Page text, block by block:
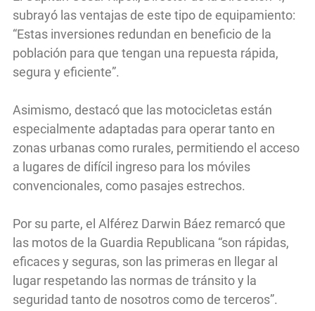
subrayó las ventajas de este tipo de equipamiento:
“Estas inversiones redundan en beneficio de la
población para que tengan una repuesta rápida,
segura y eficiente”.
Asimismo, destacó que las motocicletas están
especialmente adaptadas para operar tanto en
zonas urbanas como rurales, permitiendo el acceso
a lugares de difícil ingreso para los móviles
convencionales, como pasajes estrechos.
Por su parte, el Alférez Darwin Báez remarcó que
las motos de la Guardia Republicana “son rápidas,
eficaces y seguras, son las primeras en llegar al
lugar respetando las normas de tránsito y la
seguridad tanto de nosotros como de terceros”.